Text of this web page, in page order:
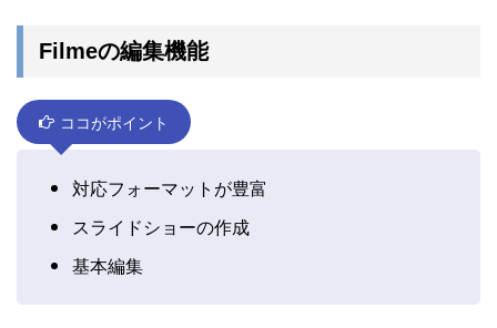
Filmeの編集機能
ココがポイント
対応フォーマットが豊富
スライドショーの作成
基本編集